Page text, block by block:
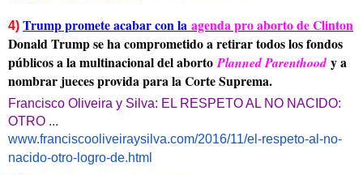
4) Trump promete acabar con la agenda pro aborto de Clinton
Donald Trump se ha comprometido a retirar todos los fondos
públicos a la multinacional del abortoPlanned Parenthood y a
nombrar jueces provida para la Corte Suprema.
Francisco Oliveira y Silva: EL RESPETO AL NO NACIDO:
OTRO ...
www.franciscooliveiraysilva.com/2016/11/el-respeto-al-no-
nacido-otro-logro-de.html